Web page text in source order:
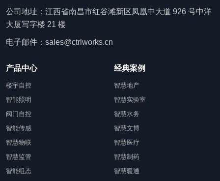
公司地址：江西省南昌市红谷滩新区凤凰中大道 926 号中洋
大厦写字楼 21 楼
电子邮件：sales@ctrlworks.cn
产品中心
楼宇自控
智能照明
阀门自控
智能传感
智慧物联
智慧监管
智能组态
经典案例
智慧地产
智慧实验室
智慧水务
智慧文博
智慧医疗
智慧制药
智慧暖通